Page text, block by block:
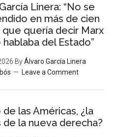
Linera: “No se
en más de cien
que quería decir Marx
del Estado”
ByÁlvaro García Linera
Leave a Comment
de las Américas, ¿la
de la nueva derecha?